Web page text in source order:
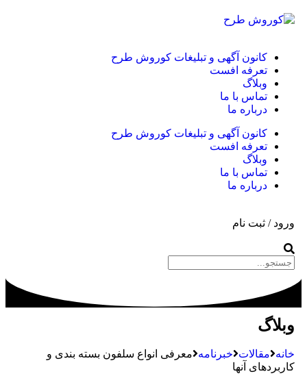
کانون آگهی و تبلیغات کوروش طرح
تعرفه افست
وبلاگ
تماس با ما
درباره ما
کانون آگهی و تبلیغات کوروش طرح
تعرفه افست
وبلاگ
تماس با ما
درباره ما
ورود / ثبت نام
وبلاگ
خانه مقالات خبرنامه معرفی انواع سلفون بسته بندی و
کاربردهای آنها